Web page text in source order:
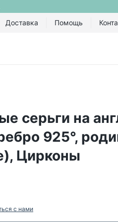
Доставка Помощь
серьги на
925°,
Цирконы
с нами